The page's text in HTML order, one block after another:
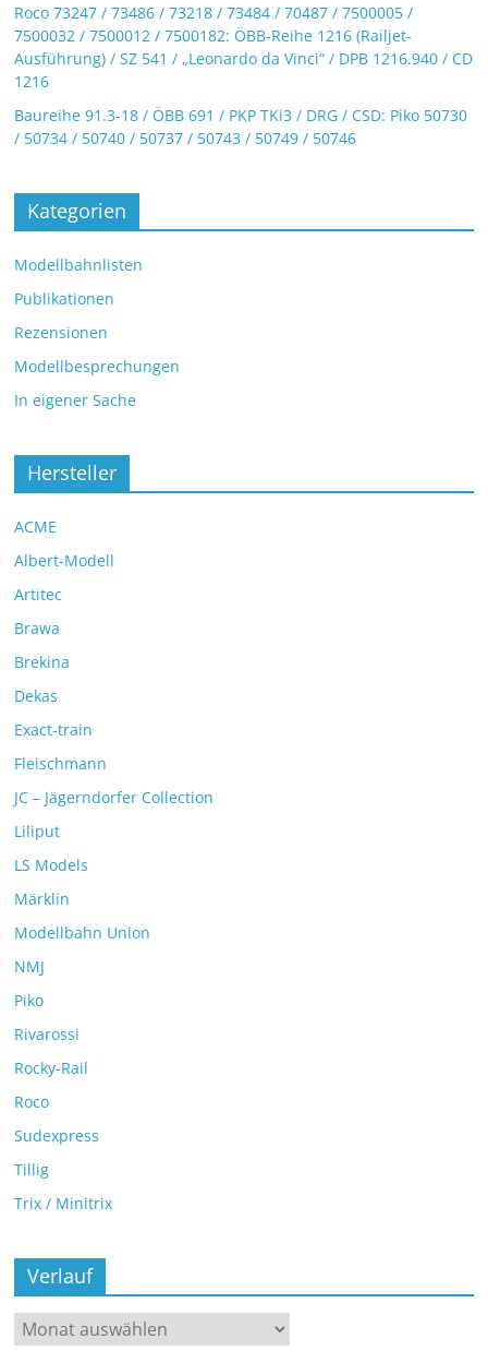
Roco 73247 / 73486 / 73218 / 73484 / 70487 / 7500005 /
7500032 / 7500012 / 7500182: ÖBB-Reihe 1216 (Railjet-
Ausführung) / SZ 541 / „Leonardo da Vinci“ / DPB 1216.940 / CD
1216
Baureihe 91.3-18 / ÖBB 691 / PKP TKi3 / DRG / CSD: Piko 50730
/ 50734 / 50740 / 50737 / 50743 / 50749 / 50746
Kategorien
Modellbahnlisten
Publikationen
Rezensionen
Modellbesprechungen
In eigener Sache
Hersteller
ACME
Albert-Modell
Artitec
Brawa
Brekina
Dekas
Exact-train
Fleischmann
JC – Jägerndorfer Collection
Liliput
LS Models
Märklin
Modellbahn Union
NMJ
Piko
Rivarossi
Rocky-Rail
Roco
Sudexpress
Tillig
Trix / Minitrix
Verlauf